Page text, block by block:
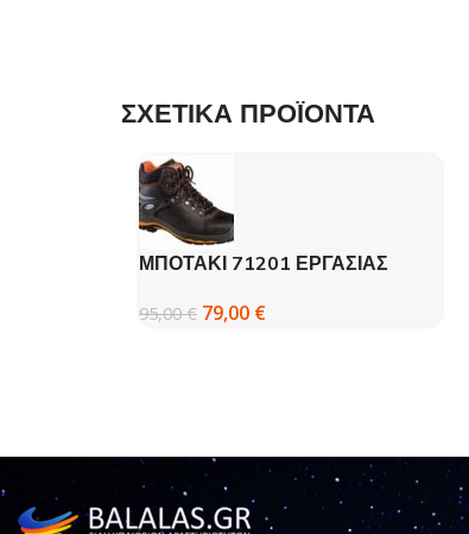
ΣΧΕΤΙΚΑ ΠΡΟΪΟΝΤΑ
ΜΠΟΤΑΚΙ 71201 ΕΡΓΑΣΙΑΣ
95,00€ 79,00 €